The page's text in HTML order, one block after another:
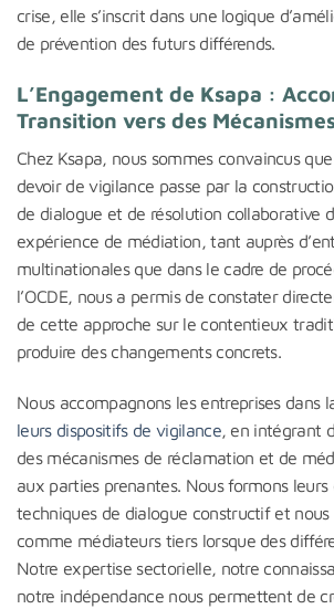
crise, elle s’inscrit dans une logique
de prévention des futurs différends.
L’Engagement de Ksapa :
Transition vers des
Chez Ksapa, nous sommes convaincus
devoir de vigilance passe par la
de dialogue et de résolution collaborative
expérience de médiation, tant auprès
multinationales que dans le cadre de
l’OCDE, nous a permis de constater
de cette approche sur le contentieux
produire des changements concrets.
Nous accompagnons les entreprises dans
leurs dispositifs de vigilance, en intégrant
des mécanismes de réclamation et de
aux parties prenantes. Nous formons leurs
techniques de dialogue constructif et
comme médiateurs tiers lorsque des
Notre expertise sectorielle, notre
notre indépendance nous permettent de